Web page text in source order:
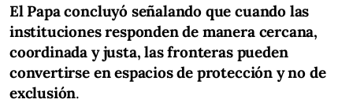
El Papa concluyó señalando que cuando las
instituciones responden de manera cercana,
coordinada y justa, las fronteras pueden
convertirse en espacios de protección y no de
exclusión.